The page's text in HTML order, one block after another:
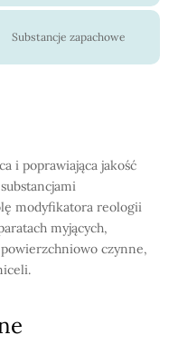
Substancje zapachowe
i poprawiająca jakość
modyfikatora reologii
myjących,
czynne,